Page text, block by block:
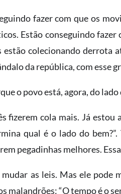
fazer com que os
Estão conseguindo fazer
estão colecionando derrota
da república, com esse
o povo está, agora, do lado
fizerem cola mais. Já
qual é o lado do
pegadinhas melhores.
as leis. Mas ele pode
malandrões: “O tempo é o